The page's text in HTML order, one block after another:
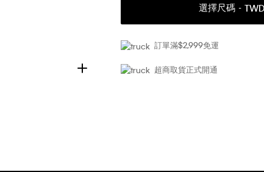
選擇尺碼
訂單滿$2,999免運
超商取貨正式開通